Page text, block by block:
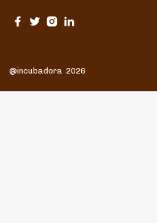
@incubadora 2026